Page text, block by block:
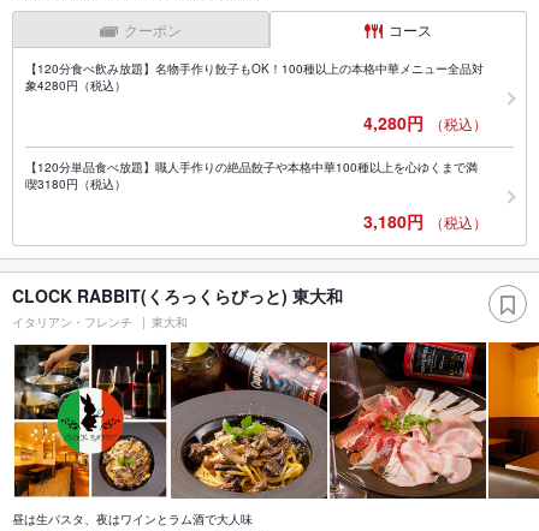
クーポン コース
【120分食べ飲み放題】名物手作り餃子もOK！100種以上の本格中華メニュー全品対
象4280円（税込）
4,280円 （税込）
【120分単品食べ放題】職人手作りの絶品餃子や本格中華100種以上を心ゆくまで満
喫3180円（税込）
3,180円 （税込）
CLOCK RABBIT(くろっくらびっと) 東大和
イタリアン・フレンチ 東大和
昼は生パスタ、夜はワインとラム酒で大人味